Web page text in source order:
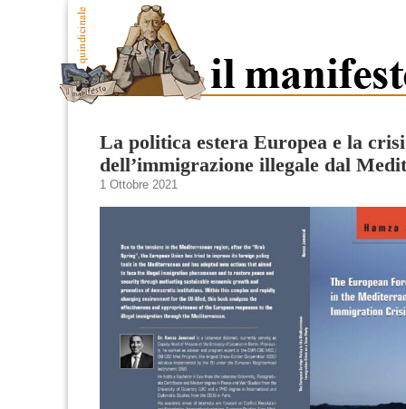
La politica estera Europea e la crisi
dell’immigrazione illegale dal
1 Ottobre 2021